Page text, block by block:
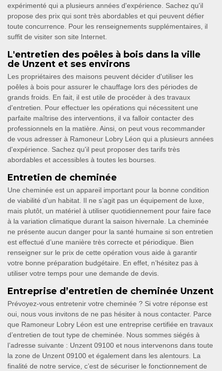
expérimenté qui a plusieurs années d'expérience. Sachez qu'il
propose des prix qui sont très abordables et qui peuvent défier
toute concurrence. Pour les renseignements supplémentaires, il
suffit de visiter son site Internet.
L'entretien des poêles à bois dans la ville
de Unzent et ses environs
Les propriétaires des maisons peuvent décider d'utiliser les
poêles à bois pour assurer le chauffage lors des périodes de
grands froids. En fait, il est utile de procéder à des travaux
d'entretien. Pour effectuer les opérations qui nécessitent une
parfaite maîtrise des interventions, il va falloir contacter des
professionnels en la matière. Ainsi, on peut vous recommander
de vous adresser à Ramoneur Lobry Léon qui a plusieurs années
d'expérience. Sachez qu'il peut proposer des tarifs très
abordables et accessibles à toutes les bourses.
Entretien de cheminée
Une cheminée est un appareil important pour la bonne condition
de viabilité d’un habitat. Il ne s’agit pas un équipement de luxe,
mais plutôt, un matériel à utiliser quotidiennement pour faire face
à la variation climatique durant la saison hivernale. La cheminée
ne présente aucun danger pour la santé humaine si son entretien
est effectué d’une manière très correcte et périodique. Bien
renseigner sur le prix de cette opération vous aide à garantir
votre bonne préparation budgétaire. En effet, n’hésitez pas à
utiliser votre temps pour une demande de devis.
Entreprise d’entretien de cheminée Unzent
Prévoyez-vous entretenir votre cheminée ? Si votre réponse est
oui, nous vous invitons de ne pas hésiter à nous contacter. Parce
que Ramoneur Lobry Léon est une entreprise certifiée en travaux
d’entretien de tout type de cheminée. Nous sommes siégés à
l’adresse suivante : Unzent 09100 et nous intervenons dans toute
la zone de Unzent 09100 et également dans les alentours. La
finalité de notre service, c’est de sécuriser le fonctionnement de